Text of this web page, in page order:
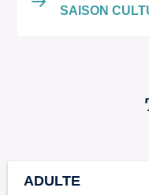
ADULTE
SAISON